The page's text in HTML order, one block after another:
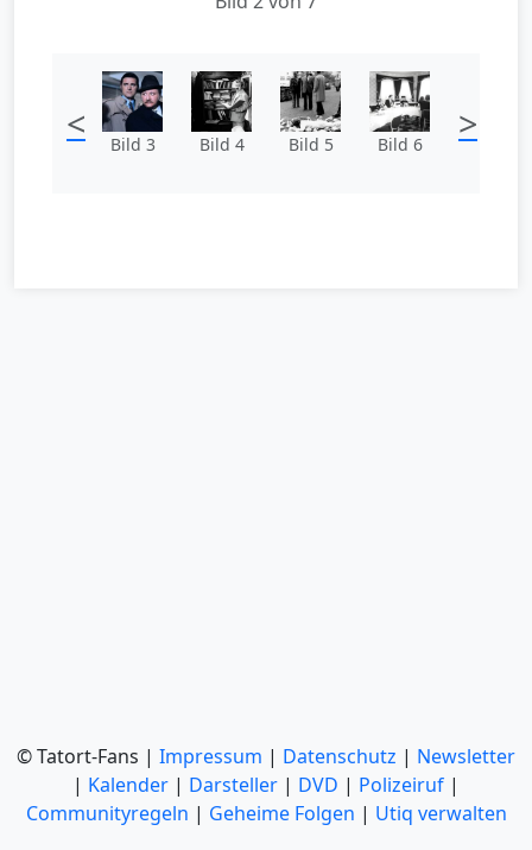
< Bild 3 Bild 4 Bild 5 Bild 6 >
© Tatort-Fans | Impressum | Datenschutz | Newsletter
| Kalender | Darsteller | DVD | Polizeiruf |
Communityregeln | Geheime Folgen | Utiq verwalten